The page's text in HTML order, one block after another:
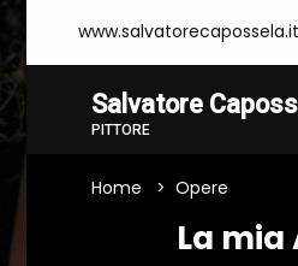
www.salvatorecapossela.it
Salvatore
PITTORE
Home Opere
La mia